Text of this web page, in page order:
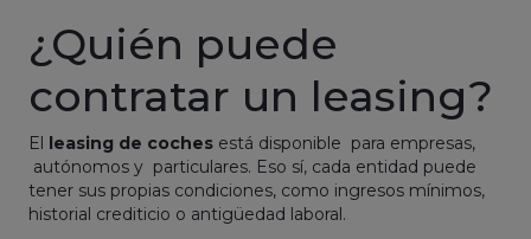
¿Quién puede
contratar un leasing?
El leasing de coches está disponible para empresas,
autónomos y particulares. Eso sí, cada entidad puede
tener sus propias condiciones, como ingresos mínimos,
historial crediticio o antigüedad laboral.